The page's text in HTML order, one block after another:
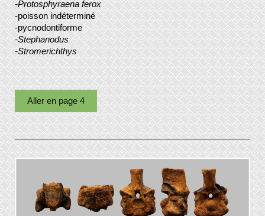
-Protosphyraena ferox
-poisson indéterminé
-pycnodontiforme
-Stephanodus
-Stromerichthys
Aller en page 4